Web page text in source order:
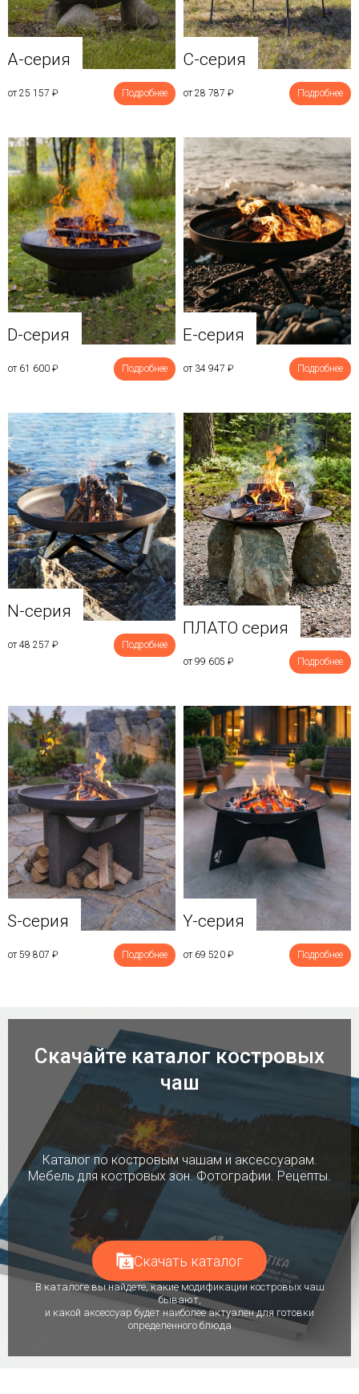
A-серия
от 25 157 ₽ Подробнее
C-серия
от 28 787 ₽ Подробнее
D-серия
от 61 600 ₽ Подробнее
E-серия
от 34 947 ₽ Подробнее
N-серия
от 48 257 ₽ Подробнее
ПЛАТО серия
от 99 605 ₽ Подробнее
S-серия
от 59 807 ₽ Подробнее
Y-серия
от 69 520 ₽ Подробнее
Скачайте каталог костровых
чаш
Каталог по костровым чашам и аксессуарам.
Мебель для костровых зон. Фотографии. Рецепты.
Скачать каталог
В каталоге вы найдете, какие модификации костровых чаш
бывают,
и какой аксессуар будет наиболее актуален для готовки
определенного блюда